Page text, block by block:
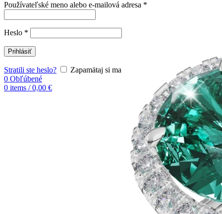
Používateľské meno alebo e-mailová adresa *
Heslo *
Prihlásiť
Stratili ste heslo?
Zapamätaj si ma
0 Obľúbené
0 items / 0,00 €